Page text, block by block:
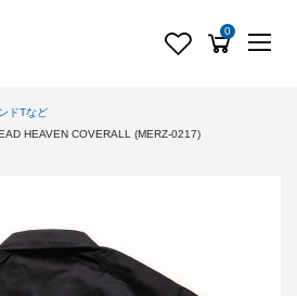
0
ドTなど
HEAVEN COVERALL (MERZ-0217)